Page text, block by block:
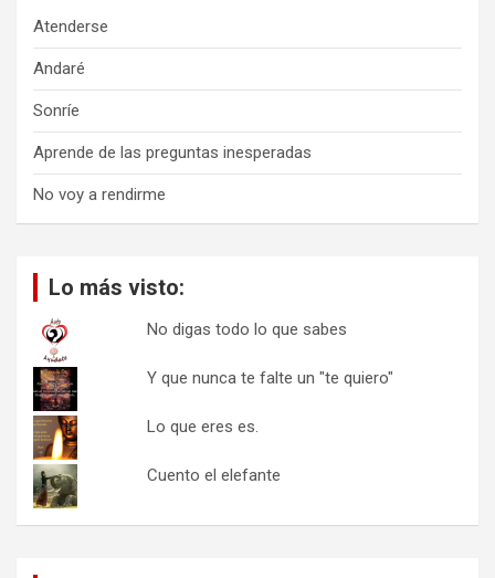
Atenderse
Andaré
Sonríe
Aprende de las preguntas inesperadas
No voy a rendirme
Lo más visto:
No digas todo lo que sabes
Y que nunca te falte un "te quiero"
Lo que eres es.
Cuento el elefante